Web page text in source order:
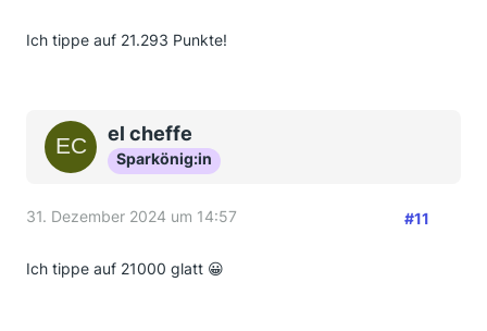
Ich tippe auf 21.293 Punkte!
el cheffe
Sparkönig:in
31. Dezember 2024 um 14:57 #11
Ich tippe auf 21000 glatt 😀